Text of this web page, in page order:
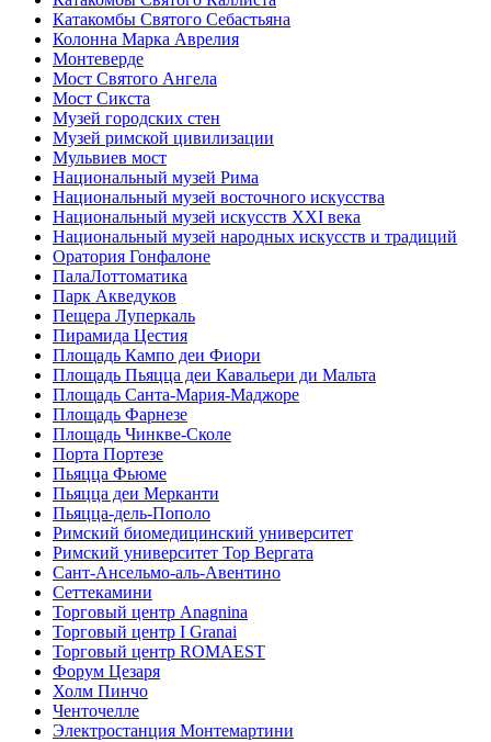
Катакомбы Святого Себастьяна
Колонна Марка Аврелия
Монтеверде
Мост Святого Ангела
Мост Сикста
Музей городских стен
Музей римской цивилизации
Мульвиев мост
Национальный музей Рима
Национальный музей восточного искусства
Национальный музей искусств XXI века
Национальный музей народных искусств и традиций
Оратория Гонфалоне
ПалаЛоттоматика
Парк Акведуков
Пещера Луперкаль
Пирамида Цестия
Площадь Кампо деи Фиори
Площадь Пьяцца деи Кавальери ди Мальта
Площадь Санта-Мария-Маджоре
Площадь Фарнезе
Площадь Чинкве-Сколе
Порта Портезе
Пьяцца Фьюме
Пьяцца деи Мерканти
Пьяцца-дель-Пополо
Римский биомедицинский университет
Римский университет Тор Вергата
Сант-Ансельмо-аль-Авентино
Сеттекамини
Торговый центр Anagnina
Торговый центр I Granai
Торговый центр ROMAEST
Форум Цезаря
Холм Пинчо
Ченточелле
Электростанция Монтемартини